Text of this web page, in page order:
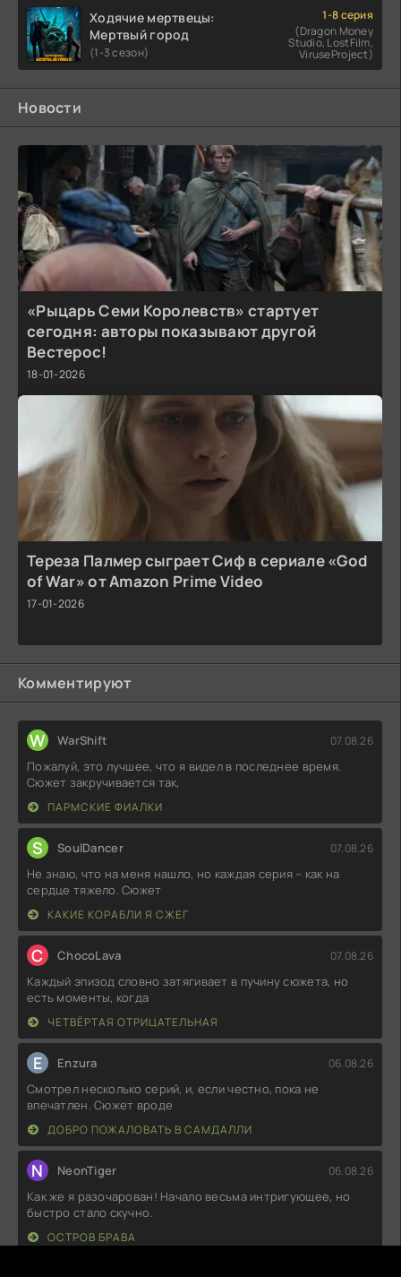
Ходячие мертвецы:
Мертвый город
(1-3 сезон)
1-8 серия
(Dragon Money
Studio, LostFilm,
ViruseProject)
Новости
«Рыцарь Семи Королевств» стартует
сегодня: авторы показывают другой
Вестерос!
18-01-2026
Тереза Палмер сыграет Сиф в сериале «God
of War» от Amazon Prime Video
17-01-2026
Комментируют
W WarShift 07.08.26
Пожалуй, это лучшее, что я видел в последнее время.
Сюжет закручивается так,
ПАРМСКИЕ ФИАЛКИ
S SoulDancer 07.08.26
Не знаю, что на меня нашло, но каждая серия – как на
сердце тяжело. Сюжет
КАКИЕ КОРАБЛИ Я СЖЕГ
C ChocoLava 07.08.26
Каждый эпизод словно затягивает в пучину сюжета, но
есть моменты, когда
ЧЕТВЁРТАЯ ОТРИЦАТЕЛЬНАЯ
E Enzura 06.08.26
Смотрел несколько серий, и, если честно, пока не
впечатлен. Сюжет вроде
ДОБРО ПОЖАЛОВАТЬ В САМДАЛЛИ
N NeonTiger 06.08.26
Как же я разочарован! Начало весьма интригующее, но
быстро стало скучно.
ОСТРОВ БРАВА